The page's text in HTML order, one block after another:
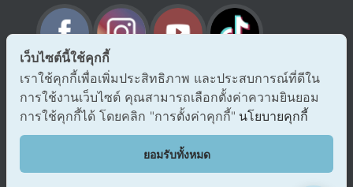
→ ร้องเรียนทุจริตและประพฤติมิชอบ
→ แจ้งเรื่องร้องออนไลน์ สำนักงาน ป.ป.ช.
→ รับเรื่องร้องเรียน/แจ้งเบาะแส สำนักงาน ป.ป.ท.
แสดงความคิดเห็น/ข้อเสนอแนะ
เว็บไซต์นี้ใช้คุกกี้
เราใช้คุกกี้เพื่อเพิ่มประสิทธิภาพ และประสบการณ์ที่ดีใน
การใช้งานเว็บไซต์ คุณสามารถเลือกตั้งค่าความยินยอม
การใช้คุกกี้ได้ โดยคลิก "การตั้งค่าคุกกี้" นโยบายคุกกี้
ยอมรับทั้งหมด